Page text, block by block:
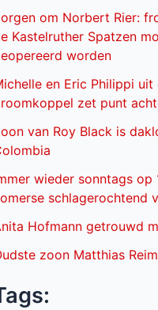
om Norbert Rier:
Kastelruther Spatzen
worden
en Eric Philippi uit
zet punt
van Roy Black is
wieder sonntags op
schlagerochtend
Hofmann getrouwd
zoon Matthias